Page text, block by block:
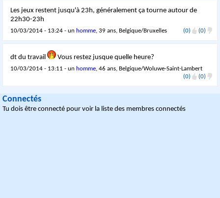
Les jeux restent jusqu'à 23h, généralement ça tourne autour de
22h30-23h
10/03/2014 - 13:24 - un homme, 39 ans, Belgique/Bruxelles (0) (0)
dt du travail Vous restez jusque quelle heure?
10/03/2014 - 13:11 - un homme, 46 ans, Belgique/Woluwe-Saint-Lambert
(0)
(0)
Connectés
Tu dois être connecté pour voir la liste des membres connectés